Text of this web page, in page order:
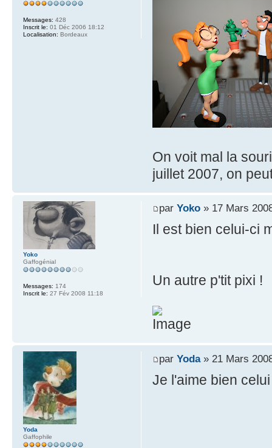
On voit mal la
juillet 2007, on
Messages: 428
Inscrit le: 01 Déc 2006 18:12
Localisation: Bordeaux
par Yoko» 17 Mars
Il est bien celui-ci
Un autre p'tit pixi !
Yoko
Gaffogénial
Messages: 174
Inscrit le: 27 Fév 2008 11:18
par Yoda» 21 Mars
Je l'aime bien
Yoda
Gaffophile